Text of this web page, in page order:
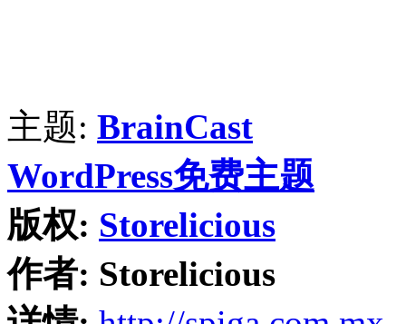
主题: BrainCast
WordPress免费主题
版权: Storelicious
作者: Storelicious